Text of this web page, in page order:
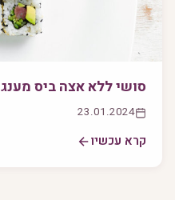
סושי ללא אצה ביס מענג
23.01.2024
קרא עכשיו